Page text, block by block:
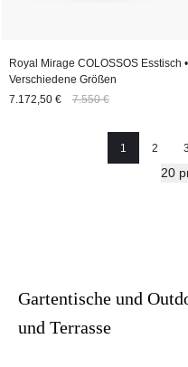
Royal Mirage COLOSSOS Esstisch •
Verschiedene Größen
7.172,50 €
7.550 €
Seite
1
Seite
2 3
20
Gartentische und
und Terrasse